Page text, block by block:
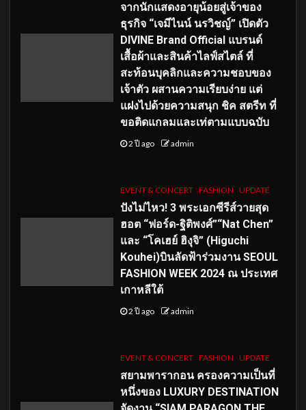
จากนักแสดงอายุน้อยสู่เจ้าของ
ธุรกิจ “เจมีไนน์ นรวิชญ์” เปิดตัว
DIVINE Brand Official แบรนด์
เสื้อผ้าและสินค้าไลฟ์สไตล์ ที่
สะท้อนบุคลิกและความชอบของ
เจ้าตัว ผสานความเรียบง่าย แต่
แฝงไปด้วยความสนุก ชิค สตรีท ที่
ขอติดแกลมและเท่ตามแบบฉบับ
2 ปี ago admin
EVENT & CONCERT FASHION UPDATE
ปังไม่ไหว! 3 พระเอกซีรีส์วายสุด
ฮอต “ฟอร์ด-ฐิติพงศ์”“Nat Chen”
และ “โคเฮย์ ฮิงุจิ” (Higuchi
Kouhei)บินลัดฟ้าร่วมงาน SEOUL
FASHION WEEK 2024 ณ ประเทศ
เกาหลีใต้
2 ปี ago admin
EVENT & CONCERT FASHION UPDATE
สยามพารากอน ครองความเป็นที่
หนึ่งของ LUXURY DESTINATION